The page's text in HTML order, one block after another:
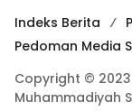
Indeks Berita
Pedoman Media
Copyright © 2023
Muhammadiyah